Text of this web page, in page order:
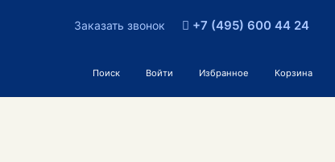
Заказать звонок +7 (495) 600 44 24
Поиск Войти Избранное Корзина